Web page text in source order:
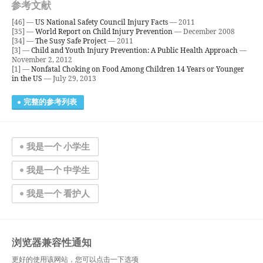
参考文献
[46] —US National Safety Council Injury Facts— 2011
[35] —World Report on Child Injury Prevention— December 2008
[34] —The Susy Safe Project— 2011
[3] —Child and Youth Injury Prevention: A Public Health Approach—
November 2, 2012
[1] —Nonfatal Choking on Food Among Children 14 Years or Younger
in the US — July 29, 2013
完整的参考列表
我是一个 小学生
我是一个 中学生
我是一个 看护人
浏览器兼容性通知
更好的使用该网站，您可以点击一下选项